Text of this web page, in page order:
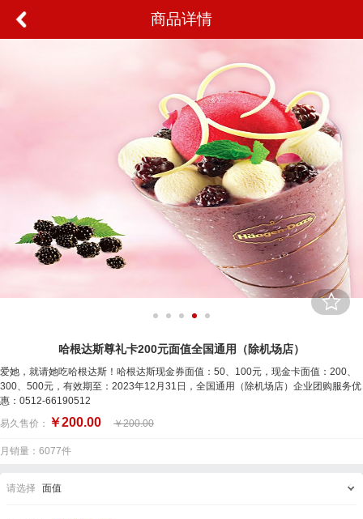
商品详情
哈根达斯尊礼卡200元面值全国通用（除机场店）
爱她，就请她吃哈根达斯！哈根达斯现金券面值：50、100元，现金卡面值：200、
300、500元，有效期至：2023年12月31日，全国通用（除机场店）企业团购服务优
惠：0512-66190512
易久售价： ￥200.00 ￥200.00
月销量：6077件
请选择 面值